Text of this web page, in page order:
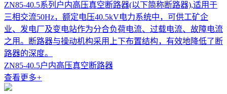
ZN85-40.5系列户内高压真空断路器(以下简称断路器),适用于
三相交流50Hz，额定电压40.5kV电力系统中，可供工矿企
业、发电厂及变电站作为分合负荷电流、过载电流、故障电流
之用。断路器与操动机构采用上下布置结构，有效地降低了断
路器的深度。
ZN85-40.5户内高压真空断路器
查看更多+